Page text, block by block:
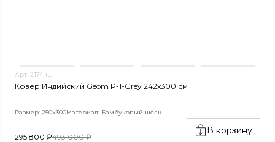
Арт. 2174нш
Ковер Индийский Geom P-1-Grey 242x300 см
Размер: 250x300Материал: Бамбуковый шёлк
295 800 ₽493 000 ₽
В корзину